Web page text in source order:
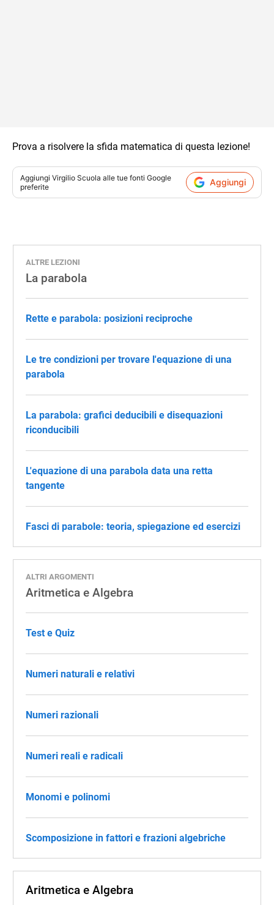
Prova a risolvere la sfida matematica di questa lezione!
Aggiungi Virgilio Scuola alle tue fonti Google
preferite
Aggiungi
ALTRE LEZIONI
La parabola
Rette e parabola: posizioni reciproche
Le tre condizioni per trovare l'equazione di una
parabola
La parabola: grafici deducibili e disequazioni
riconducibili
L'equazione di una parabola data una retta
tangente
Fasci di parabole: teoria, spiegazione ed esercizi
ALTRI ARGOMENTI
Aritmetica e Algebra
Test e Quiz
Numeri naturali e relativi
Numeri razionali
Numeri reali e radicali
Monomi e polinomi
Scomposizione in fattori e frazioni algebriche
Aritmetica e Algebra